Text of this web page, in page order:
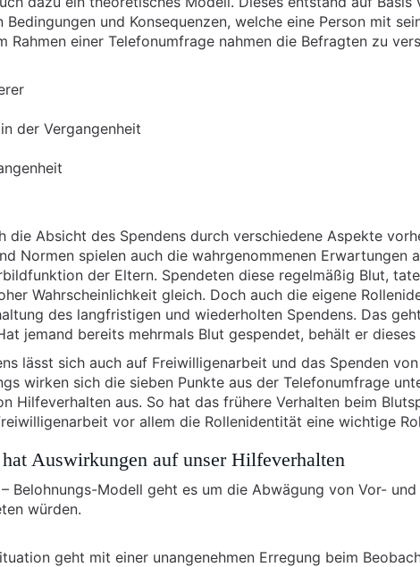
und Konsequenzen, welche eine Person mit
Rahmen einer Telefonumfrage nahmen die Befragten zu
der Vergangenheit
die Absicht des Spendens durch verschiedene Aspekte
Normen spielen auch die wahrgenommenen Erwartungen
der Eltern. Spendeten diese regelmäßig Blut,
Wahrscheinlichkeit gleich. Doch auch die eigene
des langfristigen und wiederholten Spendens. Das
jemand bereits mehrmals Blut gespendet, behält er
lässt sich auch auf Freiwilligenarbeit und das Spenden
wirken sich die sieben Punkte aus der Telefonumfrage
Hilfeverhalten aus. So hat das frühere Verhalten beim
vor allem die Rollenidentität eine wichtige
Auswirkungen auf unser Hilfeverhalten
Belohnungs-Modell geht es um die Abwägung von Vor-
würden.
geht mit einer unangenehmen Erregung beim